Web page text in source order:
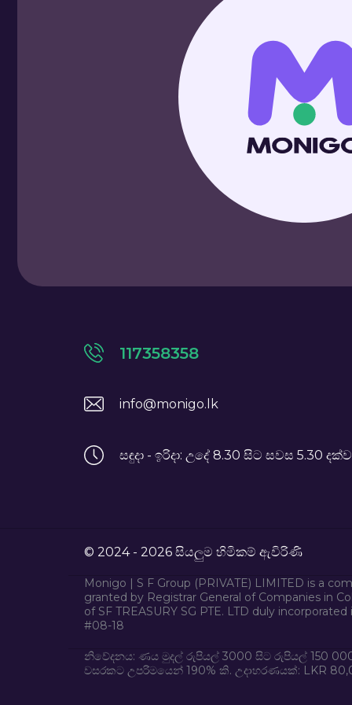
117358358
info@monigo.lk
සඳුදා - ඉරිදා: උදේ 8.30 සිට සවස 5.30
© 2024 - 2026 සියලුම හිමිකම් ඇවිරිණි
Monigo | S F Group (PRIVATE) LIMITED is a
granted by Registrar General of Companies in
of SF TREASURY SG PTE. LTD duly
#08-18
නිවේදනය: ණය මුදල් රුපියල් 3000 සිට රුපියල් 150
වසරකට උපරිමයෙන් 190% කි. උදාහරණයක්: LKR